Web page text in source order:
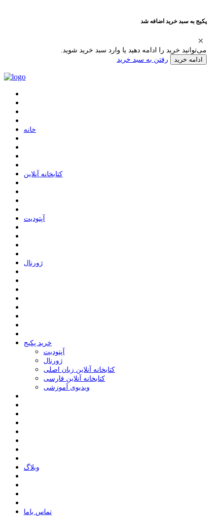
پکیج به سبد خرید اضافه شد
می‌توانید خرید را ادامه دهید یا وارد سبد خرید شوید.
ادامه خرید رفتن به سبد خرید
ﺧﺎﻧﻪ
ﮐﺘﺎﺑﺨﺎﻧﻪ ﺁﻧﻼﯾﻦ
ﺁﭘﺘﻮﺩﯾﺖ
ﮊﻭﺭﻧﺎﻝ
خرید پکیج
ﺁﭘﺘﻮﺩﯾﺖ
ﮊﻭﺭﻧﺎﻝ
کتابخانه آنلاین زبان اصلی
کتابخانه آنلاین فارسی
ویدیوی آموزشی
وبلاگ
ﺗﻤﺎﺱ ﺑﺎﻣﺎ